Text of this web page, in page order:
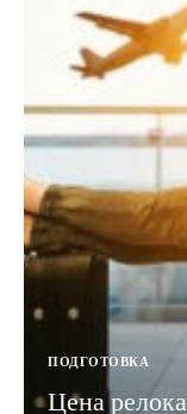
ПОДГОТОВКА
Цена